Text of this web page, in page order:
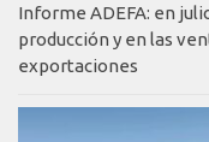
Informe ADEFA: en
producción y en las
exportaciones